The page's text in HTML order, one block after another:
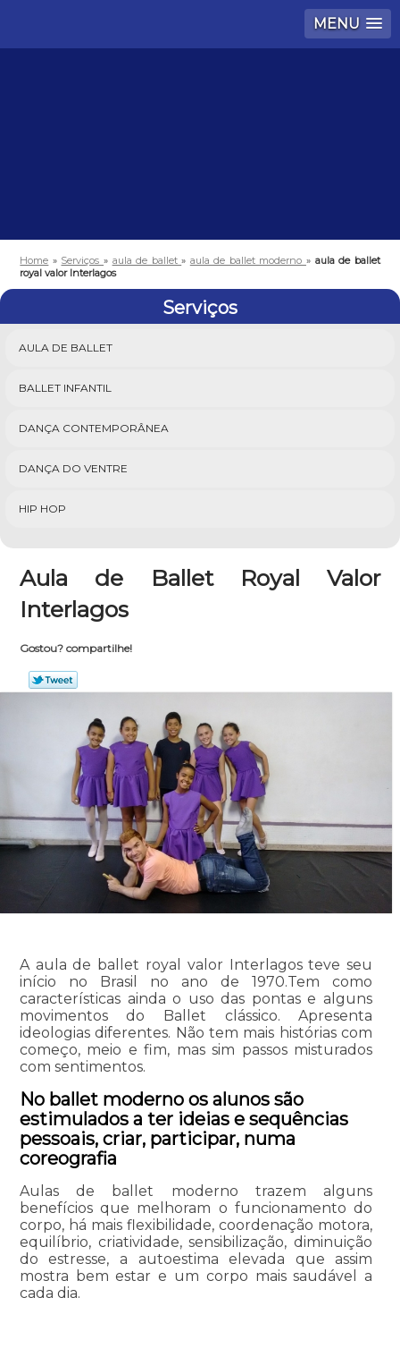
MENU
Home » Serviços» aula de ballet» aula de ballet moderno » aula de ballet
royal valor Interlagos
Serviços
AULA DE BALLET
BALLET INFANTIL
DANÇA CONTEMPORÂNEA
DANÇA DO VENTRE
HIP HOP
Aula de Ballet Royal Valor
Interlagos
Gostou? compartilhe!
A aula de ballet royal valor Interlagos teve seu
início no Brasil no ano de 1970.Tem como
características ainda o uso das pontas e alguns
movimentos do Ballet clássico. Apresenta
ideologias diferentes. Não tem mais histórias com
começo, meio e fim, mas sim passos misturados
com sentimentos.
No ballet moderno os alunos são
estimulados a ter ideias e sequências
pessoais, criar, participar, numa
coreografia
Aulas de ballet moderno trazem alguns
benefícios que melhoram o funcionamento do
corpo, há mais flexibilidade, coordenação motora,
equilíbrio, criatividade, sensibilização, diminuição
do estresse, a autoestima elevada que assim
mostra bem estar e um corpo mais saudável a
cada dia.